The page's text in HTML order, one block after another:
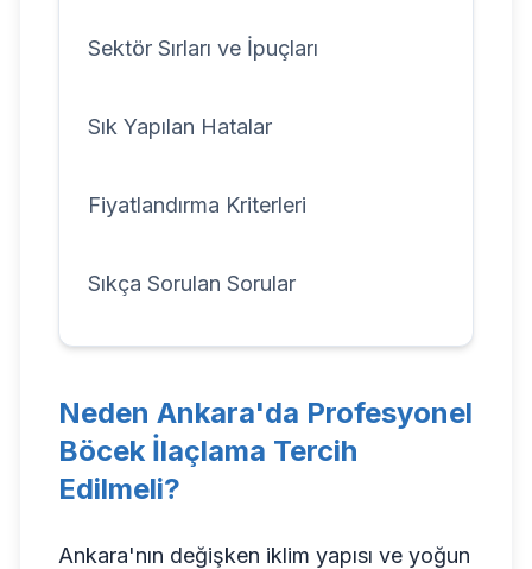
Sektör Sırları ve İpuçları
Sık Yapılan Hatalar
Fiyatlandırma Kriterleri
Sıkça Sorulan Sorular
Neden Ankara'da Profesyonel
Böcek İlaçlama Tercih
Edilmeli?
Ankara'nın değişken iklim yapısı ve yoğun